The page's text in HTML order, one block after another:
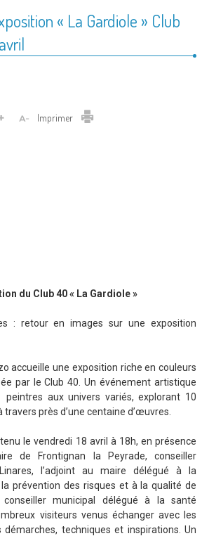
« La Gardiole » Club
Imprimer
du Club 40 « La Gardiole »
: retour en images sur une exposition
accueille une exposition riche en couleurs
par le Club 40. Un événement artistique
peintres aux univers variés, explorant 10
près d’une centaine d’œuvres.
tenu le vendredi 18 avril à 18h, en présence
de Frontignan la Peyrade, conseiller
l’adjoint au maire délégué à la
prévention des risques et à la qualité de
conseiller municipal délégué à la santé
visiteurs venus échanger avec les
techniques et inspirations. Un